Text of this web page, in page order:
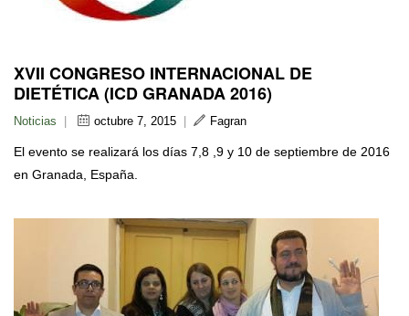
XVII CONGRESO INTERNACIONAL DE
DIETÉTICA (ICD GRANADA 2016)
Noticias octubre 7, 2015 Fagran
El evento se realizará los días 7,8 ,9 y 10 de septiembre de 2016
en Granada, España.